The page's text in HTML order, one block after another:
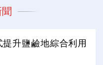
升鹽鹼地綜合利用